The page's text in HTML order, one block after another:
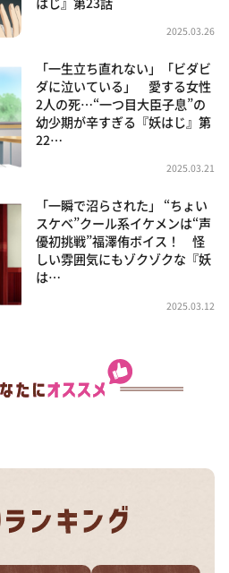
2025.03.26
「一生立ち直れない」「ビダビ
ダに泣いている」 愛する女性
2人の死…“一つ目大臣子息”の
幼少期が辛すぎる『妖はじ』第
22…
2025.03.21
「一瞬で沼らされた」 “ちょい
スケベ”クール系イケメンは“声
優初挑戦”福澤侑ボイス！ 怪
しい雰囲気にもゾクゾクな『妖
は…
2025.03.12